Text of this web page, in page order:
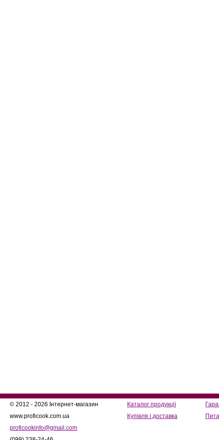
© 2012 - 2026 Інтернет-магазин
www.proficook.com.ua
proficookinfo@gmail.com
Каталог продукції
Купівля і доставка